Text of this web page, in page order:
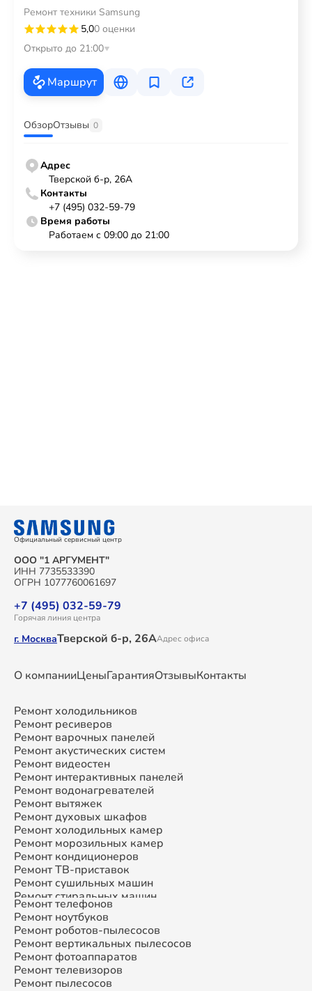
Ремонт техники Samsung
5,00 оценки
Открыто до 21:00
Маршрут
ОбзорОтзывы 0
Адрес
Тверской б-р, 26А
Контакты
+7 (495) 032-59-79
Время работы
Работаем с 09:00 до 21:00
Официальный сервисный центр
ООО "1 АРГУМЕНТ"
ИНН 7735533390
ОГРН 1077760061697
+7 (495) 032-59-79
Горячая линия центра
г. МоскваТверской б-р, 26ААдрес офиса
О компанииЦеныГарантияОтзывыКонтакты
Ремонт холодильников
Ремонт ресиверов
Ремонт варочных панелей
Ремонт акустических систем
Ремонт видеостен
Ремонт интерактивных панелей
Ремонт водонагревателей
Ремонт вытяжек
Ремонт духовых шкафов
Ремонт холодильных камер
Ремонт морозильных камер
Ремонт кондиционеров
Ремонт ТВ-приставок
Ремонт сушильных машин
Ремонт стиральных машин
Ремонт микроволновых печей
Ремонт смарт-часов
Ремонт атс
Ремонт сплит-систем
Ремонт телефонов
Ремонт ноутбуков
Ремонт роботов-пылесосов
Ремонт вертикальных пылесосов
Ремонт фотоаппаратов
Ремонт телевизоров
Ремонт пылесосов